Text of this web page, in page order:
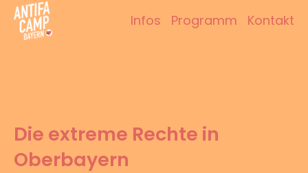
Zum
Inhalt
Infos Programm Kontakt
Die extreme Rechte in
Oberbayern